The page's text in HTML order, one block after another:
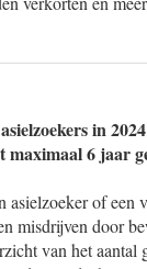
in
maximaal 6 jaar
of
misdrijven door
van het aantal